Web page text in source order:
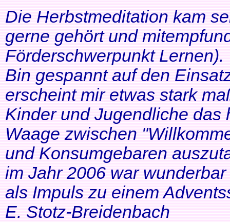
Die Herbstmeditation kam
gerne gehört und
Förderschwerpunkt Lernen).
Bin gespannt auf den
erscheint mir etwas stark
Kinder und Jugendliche das
Waage zwischen
und Konsumgebaren
im Jahr 2006 war
als Impuls zu einem
E. Stotz-Breidenbach